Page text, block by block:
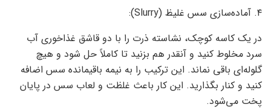
۴. آماده‌سازی سس غلیظ (Slurry):
در یک کاسه کوچک، نشاسته ذرت را با دو قاشق غذاخوری آب
سرد مخلوط کنید و آنقدر هم بزنید تا کاملاً حل شود و هیچ
گلوله‌ای باقی نماند. این ترکیب را به نیمه باقیمانده سس اضافه
کنید و کنار بگذارید. این کار باعث غلظت و لعاب سس در پایان
پخت می‌شود.